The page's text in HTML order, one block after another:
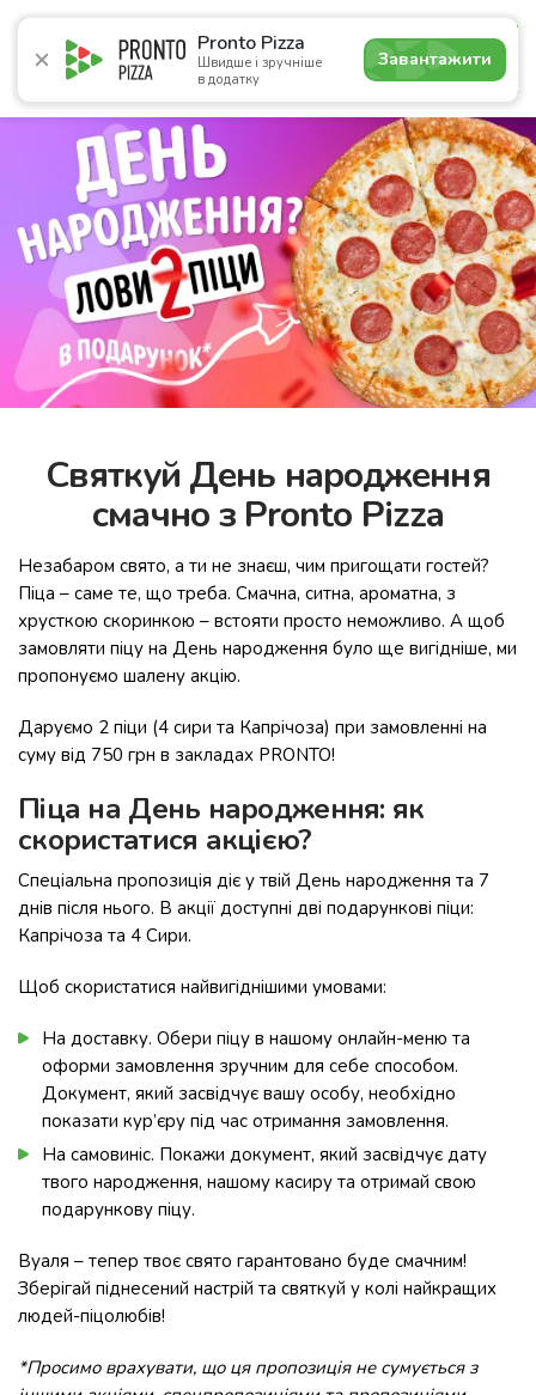
Pronto Pizza
Швидше і зручніше
в додатку
Завантажити
4.9
Акції Піца Суші Ланчі Бургери Комбо
Святкуй День народження
смачно з Pronto Pizza
Незабаром свято, а ти не знаєш, чим пригощати гостей?
Піца – саме те, що треба. Смачна, ситна, ароматна, з
хрусткою скоринкою – встояти просто неможливо. А щоб
замовляти піцу на День народження було ще вигідніше, ми
пропонуємо шалену акцію.
Даруємо 2 піци (4 сири та Капрічоза) при замовленні на
суму від 750 грн в закладах PRONTO!
Піца на День народження: як
скористатися акцією?
Спеціальна пропозиція діє у твій День народження та 7
днів після нього. В акції доступні дві подарункові піци:
Капрічоза та 4 Сири.
Щоб скористатися найвигіднішими умовами:
На доставку. Обери піцу в нашому онлайн-меню та
оформи замовлення зручним для себе способом.
Документ, який засвідчує вашу особу, необхідно
показати кур’єру під час отримання замовлення.
На самовиніс. Покажи документ, який засвідчує дату
твого народження, нашому касиру та отримай свою
подарункову піцу.
Вуаля – тепер твоє свято гарантовано буде смачним!
Зберігай піднесений настрій та святкуй у колі найкращих
людей-піцолюбів!
*Просимо врахувати, що ця пропозиція не сумується з